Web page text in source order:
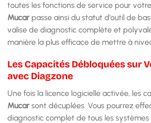
toutes les fonctions de service pour votre
Mucarpasse ainsi du statut d’outil de
valise de diagnostic complète et
manière la plus efficace de mettre à
Les Capacités Débloquées sur
avec Diagzone
Une fois la licence logicielle activée, les
Mucarsont décuplées. Vous pourrez
diagnostic complet de tous les systèmes